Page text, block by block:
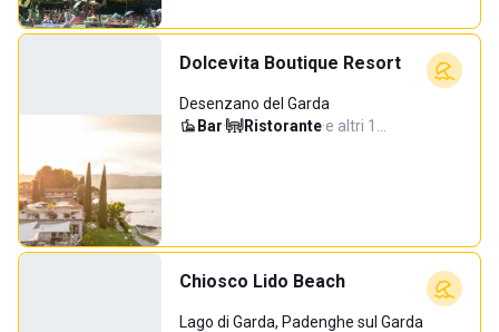
Dolcevita Boutique Resort
Desenzano del Garda
Bar· Ristorante·e altri 1…
Chiosco Lido Beach
Lago di Garda, Padenghe sul Garda